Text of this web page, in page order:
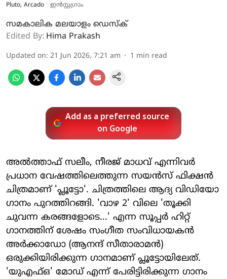
Pluto, Arcado ഇൻസ്റ്റ​ഗ്രാം
സമകാലിക മലയാളം ഡെസ്ക്
Edited By: Hima Prakash
Updated on: 21 Jun 2026, 7:21 am 1 min read
Add as a preferred source
on Google
അൽത്താഫ് സലീം, നീരജ് മാധവ് എന്നിവർ
പ്രധാന വേഷത്തിലെത്തുന്ന സയൻസ് ഫിക്ഷൻ
ചിത്രമാണ് 'പ്ലൂട്ടോ'. ചിത്രത്തിലെ ആദ്യ വിഡിയോ
​ഗാനം പുറത്തിറങ്ങി. 'വാഴ 2' വിലെ 'തൂക്കി
ചുവന്ന കരങ്ങളോടെ...' എന്ന സൂപ്പർ ഹിറ്റ് ​
ഗാനത്തിന് ശേഷം സം​ഗീത സംവിധായകൻ
അർക്കാഡോ (ആനന്ദ് സീതാരാമൻ)
ഒരുക്കിയിരിക്കുന്ന ​ഗാനമാണ് പ്ലൂട്ടോയിലേത്.
'യുഎഫ്ഒ' മോഡ് എന്ന് പേരിട്ടിരിക്കുന്ന ഗാനം